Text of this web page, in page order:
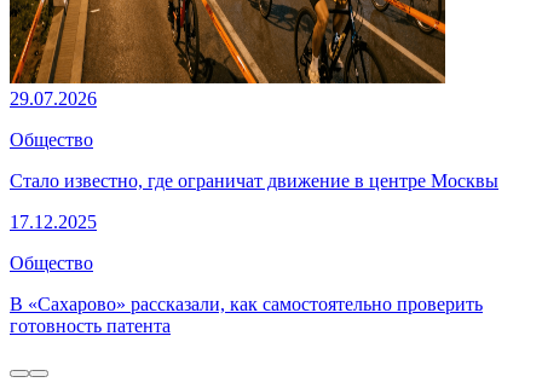
29.07.2026
Общество
Стало известно, где ограничат движение в центре Москвы
17.12.2025
Общество
В «Сахарово» рассказали, как самостоятельно проверить
готовность патента